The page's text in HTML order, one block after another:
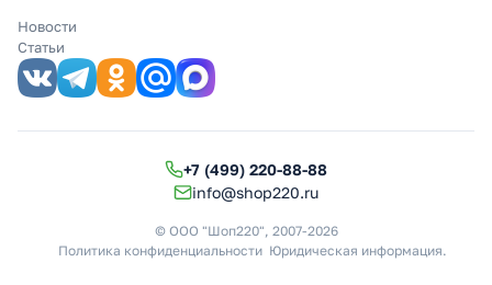
Новости
Статьи
+7 (499) 220-88-88
info@shop220.ru
© ООО "Шоп220", 2007-2026
Политика конфиденциальности Юридическая информация.